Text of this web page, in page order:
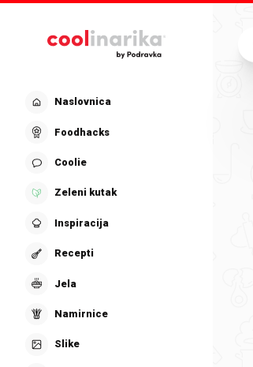
Naslovnica
Foodhacks
Coolie
Zeleni kutak
Inspiracija
Recepti
Jela
Namirnice
Slike